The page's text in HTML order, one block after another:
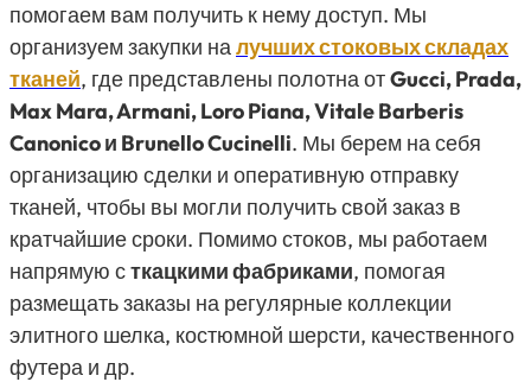
помогаем вам получить к нему доступ. Мы
организуем закупки налучших стоковых складах
тканей, где представлены полотна отGucci, Prada,
Max Mara, Armani, Loro Piana, Vitale Barberis
Canonico и Brunello Cucinelli. Мы берем на себя
организацию сделки и оперативную отправку
тканей, чтобы вы могли получить свой заказ в
кратчайшие сроки. Помимо стоков, мы работаем
напрямую сткацкими фабриками, помогая
размещать заказы на регулярные коллекции
элитного шелка, костюмной шерсти, качественного
футера и др.